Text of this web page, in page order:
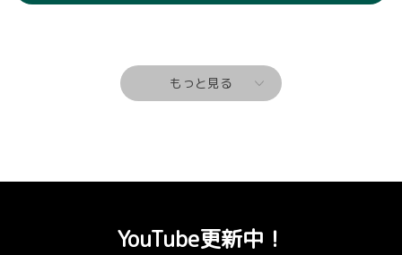
もっと見る
YouTube更新中！